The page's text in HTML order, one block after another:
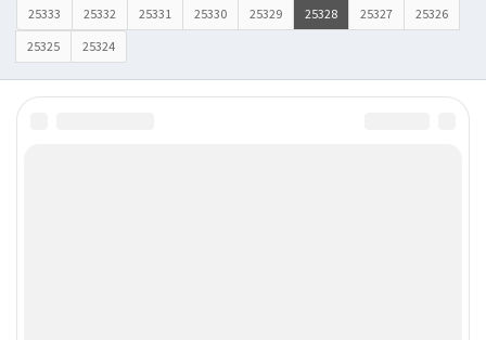
25333 25332 25331 25330 25329 25328 25327
25326
25325
25324
©